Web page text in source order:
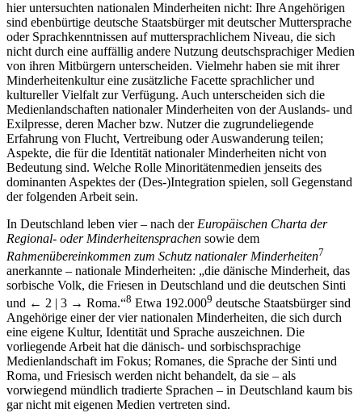
hier untersuchten nationalen Minderheiten nicht: Ihre Angehörigen
sind ebenbürtige deutsche Staatsbürger mit deutscher Muttersprache
oder Sprachkenntnissen auf muttersprachlichem Niveau, die sich
nicht durch eine auffällig andere Nutzung deutschsprachiger Medien
von ihren Mitbürgern unterscheiden. Vielmehr haben sie mit ihrer
Minderheitenkultur eine zusätzliche Facette sprachlicher und
kultureller Vielfalt zur Verfügung. Auch unterscheiden sich die
Medienlandschaften nationaler Minderheiten von der Auslands- und
Exilpresse, deren Macher bzw. Nutzer die zugrundeliegende
Erfahrung von Flucht, Vertreibung oder Auswanderung teilen;
Aspekte, die für die Identität nationaler Minderheiten nicht von
Bedeutung sind. Welche Rolle Minoritätenmedien jenseits des
dominanten Aspektes der (Des-)Integration spielen, soll Gegenstand
der folgenden Arbeit sein.
In Deutschland leben vier – nach der Europäischen Charta der
Regional- oder Minderheitensprachen sowie dem
Rahmenübereinkommen zum Schutz nationaler Minderheiten7
anerkannte – nationale Minderheiten: „die dänische Minderheit, das
sorbische Volk, die Friesen in Deutschland und die deutschen Sinti
und ← 2 | 3 → Roma.“8 Etwa 192.0009 deutsche Staatsbürger sind
Angehörige einer der vier nationalen Minderheiten, die sich durch
eine eigene Kultur, Identität und Sprache auszeichnen. Die
vorliegende Arbeit hat die dänisch- und sorbischsprachige
Medienlandschaft im Fokus; Romanes, die Sprache der Sinti und
Roma, und Friesisch werden nicht behandelt, da sie – als
vorwiegend mündlich tradierte Sprachen – in Deutschland kaum bis
gar nicht mit eigenen Medien vertreten sind.